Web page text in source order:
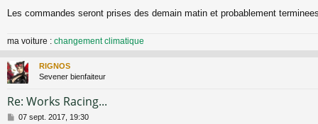
Les commandes seront prises des demain matin et probablement
ma voiture : changement climatique
RIGNOS
Sevener bienfaiteur
Re: Works Racing...
M
07 sept. 2017, 19:30